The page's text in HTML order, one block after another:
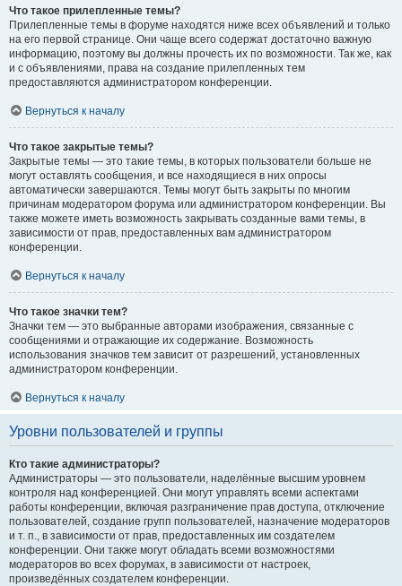
Что такое прилепленные темы?
Прилепленные темы в форуме находятся ниже всех объявлений и только
на его первой странице. Они чаще всего содержат достаточно важную
информацию, поэтому вы должны прочесть их по возможности. Так же, как
и с объявлениями, права на создание прилепленных тем
предоставляются администратором конференции.
Вернуться к началу
Что такое закрытые темы?
Закрытые темы — это такие темы, в которых пользователи больше не
могут оставлять сообщения, и все находящиеся в них опросы
автоматически завершаются. Темы могут быть закрыты по многим
причинам модератором форума или администратором конференции. Вы
также можете иметь возможность закрывать созданные вами темы, в
зависимости от прав, предоставленных вам администратором
конференции.
Вернуться к началу
Что такое значки тем?
Значки тем — это выбранные авторами изображения, связанные с
сообщениями и отражающие их содержание. Возможность
использования значков тем зависит от разрешений, установленных
администратором конференции.
Вернуться к началу
Уровни пользователей и группы
Кто такие администраторы?
Администраторы — это пользователи, наделённые высшим уровнем
контроля над конференцией. Они могут управлять всеми аспектами
работы конференции, включая разграничение прав доступа, отключение
пользователей, создание групп пользователей, назначение модераторов
и т. п., в зависимости от прав, предоставленных им создателем
конференции. Они также могут обладать всеми возможностями
модераторов во всех форумах, в зависимости от настроек,
произведённых создателем конференции.